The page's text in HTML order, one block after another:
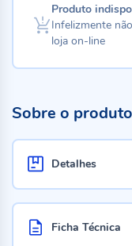
Produto
Infelizmente
loja on-line
Sobre o produto
Detalhes
Ficha Técnica